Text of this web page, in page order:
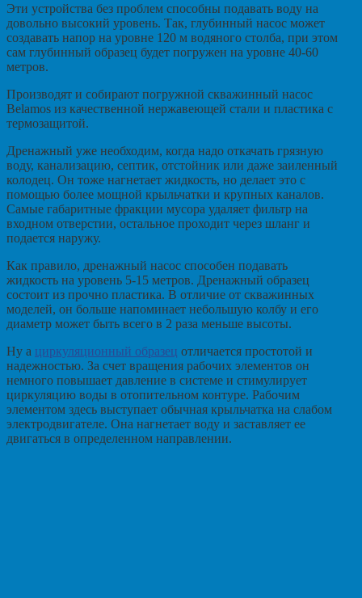
Эти устройства без проблем способны подавать воду на
довольно высокий уровень. Так, глубинный насос может
создавать напор на уровне 120 м водяного столба, при этом
сам глубинный образец будет погружен на уровне 40-60
метров.
Производят и собирают погружной скважинный насос
Belamos из качественной нержавеющей стали и пластика с
термозащитой.
Дренажный уже необходим, когда надо откачать грязную
воду, канализацию, септик, отстойник или даже заиленный
колодец. Он тоже нагнетает жидкость, но делает это с
помощью более мощной крыльчатки и крупных каналов.
Самые габаритные фракции мусора удаляет фильтр на
входном отверстии, остальное проходит через шланг и
подается наружу.
Как правило, дренажный насос способен подавать
жидкость на уровень 5-15 метров. Дренажный образец
состоит из прочно пластика. В отличие от скважинных
моделей, он больше напоминает небольшую колбу и его
диаметр может быть всего в 2 раза меньше высоты.
Ну а циркуляционный образец отличается простотой и
надежностью. За счет вращения рабочих элементов он
немного повышает давление в системе и стимулирует
циркуляцию воды в отопительном контуре. Рабочим
элементом здесь выступает обычная крыльчатка на слабом
электродвигателе. Она нагнетает воду и заставляет ее
двигаться в определенном направлении.